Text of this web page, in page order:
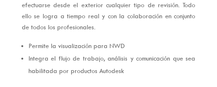
efectuarse desde el exterior cualquier tipo de revisión. Todo
ello se logra a tiempo real y con la colaboración en conjunto
de todos los profesionales.
Permite la visualización para NWD
Integra el flujo de trabajo, análisis y comunicación que sea
habilitada por productos Autodesk